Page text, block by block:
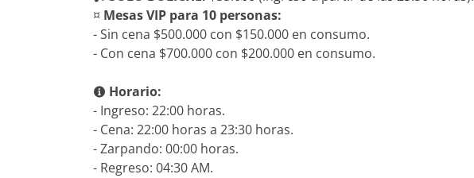
¤ Mesas VIP para 10 personas:
- Sin cena $500.000 con $150.000 en consumo.
- Con cena $700.000 con $200.000 en consumo.
Horario:
- Ingreso: 22:00 horas.
- Cena: 22:00 horas a 23:30 horas.
- Zarpando: 00:00 horas.
- Regreso: 04:30 AM.